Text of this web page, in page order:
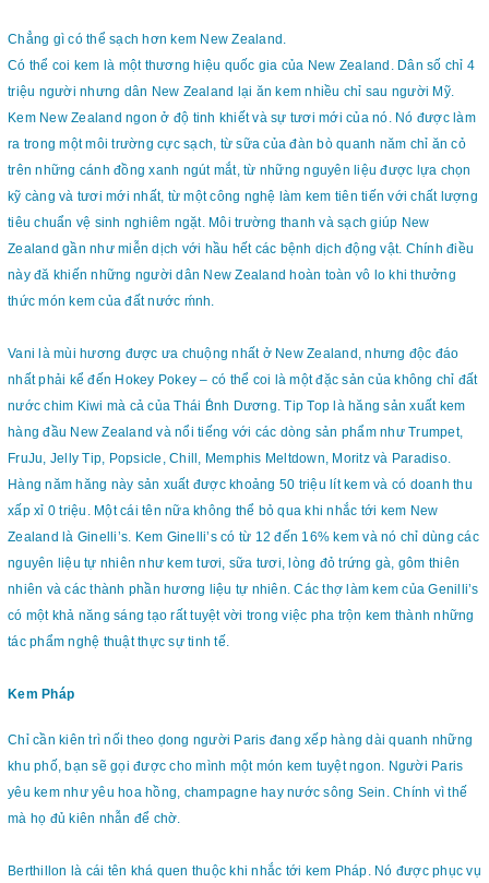
Chẳng gì có thể sạch hơn kem New Zealand.
Có thể coi kem là một thương hiệu quốc gia của New Zealand. Dân số chỉ 4
triệu người nhưng dân New Zealand lại ăn kem nhiều chỉ sau người Mỹ.
Kem New Zealand ngon ở độ tinh khiết và sự tươi mới của nó. Nó được làm
ra trong một môi trường cực sạch, từ sữa của đàn bò quanh năm chỉ ăn cỏ
trên những cánh đồng xanh ngút mắt, từ những nguyên liệu được lựa chọn
kỹ càng và tươi mới nhất, từ một công nghệ làm kem tiên tiến với chất lượng
tiêu chuẩn vệ sinh nghiêm ngặt. Môi trường thanh và sạch giúp New
Zealand gần như miễn dịch với hầu hết các bệnh dịch động vật. Chính điều
này đă khiến những người dân New Zealand hoàn toàn vô lo khi thưởng
thức món kem của đất nước ḿnh.
Vani là mùi hương được ưa chuộng nhất ở New Zealand, nhưng độc đáo
nhất phải kể đến Hokey Pokey – có thể coi là một đặc sản của không chỉ đất
nước chim Kiwi mà cả của Thái B́nh Dương. Tip Top là hăng sản xuất kem
hàng đầu New Zealand và nổi tiếng với các dòng sản phẩm như Trumpet,
FruJu, Jelly Tip, Popsicle, Chill, Memphis Meltdown, Moritz và Paradiso.
Hàng năm hăng này sản xuất được khoảng 50 triệu lít kem và có doanh thu
xấp xỉ 0 triệu. Một cái tên nữa không thể bỏ qua khi nhắc tới kem New
Zealand là Ginelli’s. Kem Ginelli’s có từ 12 đến 16% kem và nó chỉ dùng các
nguyên liệu tự nhiên như kem tươi, sữa tươi, lòng đỏ trứng gà, gôm thiên
nhiên và các thành phần hương liệu tự nhiên. Các thợ làm kem của Genilli’s
có một khả năng sáng tạo rất tuyệt vời trong việc pha trộn kem thành những
tác phẩm nghệ thuật thực sự tinh tế.
Kem Pháp
Chỉ cần kiên trì nối theo ḍong người Paris đang xếp hàng dài quanh những
khu phố, bạn sẽ gọi được cho mình một món kem tuyệt ngon. Người Paris
yêu kem như yêu hoa hồng, champagne hay nước sông Sein. Chính vì thế
mà họ đủ kiên nhẫn để chờ.
Berthillon là cái tên khá quen thuộc khi nhắc tới kem Pháp. Nó được phục vụ